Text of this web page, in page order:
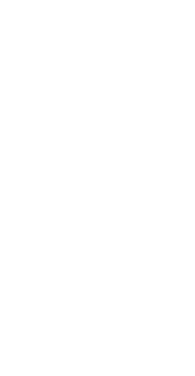
parte de
de correo
preocupes,